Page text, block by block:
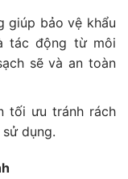
giúp bảo vệ khẩu
tác động từ môi
sẽ và an toàn
tối ưu tránh rách
dụng.